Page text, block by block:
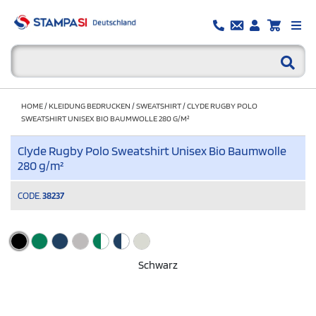
HOME/KLEIDUNG BEDRUCKEN /SWEATSHIRT/CLYDE RUGBY POLO
SWEATSHIRT UNISEX BIO BAUMWOLLE 280 G/M²
Clyde Rugby Polo Sweatshirt Unisex Bio Baumwolle
280 g/m²
CODE. 38237
Schwarz